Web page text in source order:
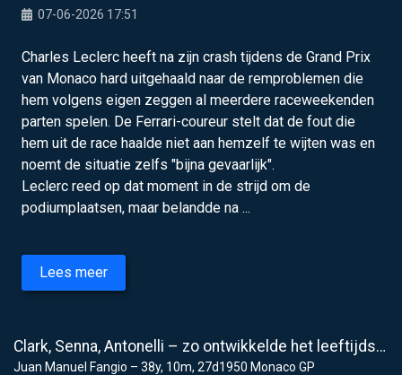
07-06-2026 17:51
Charles Leclerc heeft na zijn crash tijdens de Grand Prix
van Monaco hard uitgehaald naar de remproblemen die
hem volgens eigen zeggen al meerdere raceweekenden
parten spelen. De Ferrari-coureur stelt dat de fout die
hem uit de race haalde niet aan hemzelf te wijten was en
noemt de situatie zelfs "bijna gevaarlijk".
Leclerc reed op dat moment in de strijd om de
podiumplaatsen, maar belandde na ...
Lees meer
Clark, Senna, Antonelli – zo ontwikkelde het leeftijdsrecord voor de grand chelem
Juan Manuel Fangio – 38y, 10m, 27d1950 Monaco GP